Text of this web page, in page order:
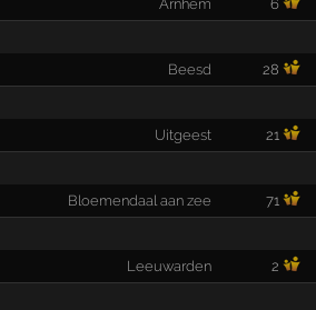
Arnhem 6
Beesd 28
Uitgeest 21
Bloemendaal aan zee 71
Leeuwarden 2